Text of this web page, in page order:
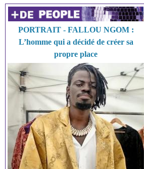
PORTRAIT - FALLOU NGOM :
L’homme qui a décidé de créer sa
propre place